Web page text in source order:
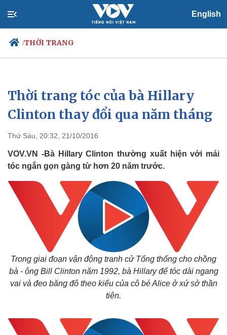
English
/THỜI TRANG
Chính trị
Đảng
Tổ chức nhân sự
Nhận diện sự thật
Xã hội
Dự báo thời tiết
Việc làm
Biển đảo
Thời trang tóc của bà Hillary
Clinton thay đổi qua năm tháng
Thứ Sáu, 20:32, 21/10/2016
VOV.VN -Bà Hillary Clinton thường xuất hiện với mái
tóc ngắn gọn gàng từ hơn 20 năm trước.
Trong giai đoạn vận động tranh cử Tổng thống cho chồng
bà - ông Bill Clinton năm 1992, bà Hillary để tóc dài ngang
vai và đeo băng đô theo kiểu của cô bé Alice ở xứ sở thần
tiên.